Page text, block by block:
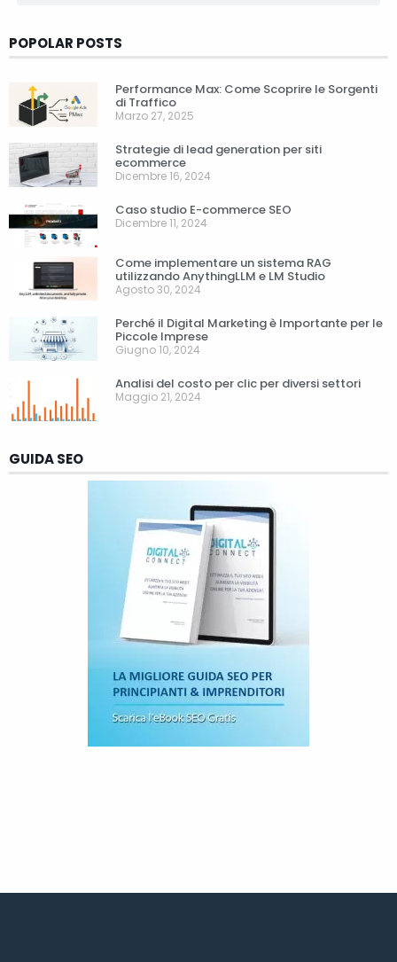
POPOLAR POSTS
Performance Max: Come Scoprire le Sorgenti
di Traffico
Marzo 27, 2025
Strategie di lead generation per siti
ecommerce
Dicembre 16, 2024
Caso studio E-commerce SEO
Dicembre 11, 2024
Come implementare un sistema RAG
utilizzando AnythingLLM e LM Studio
Agosto 30, 2024
Perché il Digital Marketing è Importante per le
Piccole Imprese
Giugno 10, 2024
Analisi del costo per clic per diversi settori
Maggio 21, 2024
GUIDA SEO